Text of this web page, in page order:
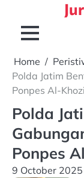
content
Home
Polda Jatim
Ponpes Al-
Polda
Ponpes
9 October 2025